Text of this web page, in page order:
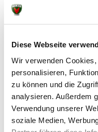
Diese Webseite
Wir verwenden
personalisieren,
zu können und die
analysieren. Außerdem
Verwendung unserer
soziale Medien,
Verschiebung sehr
sich voller Vorfreude
Berliner. Bereits in der
jedoch wieder in einer